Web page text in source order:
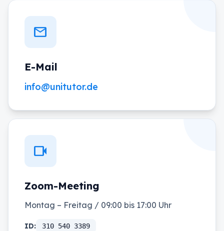
mail
E-Mail
info@unitutor.de
videocam
Zoom-Meeting
Montag – Freitag / 09:00 bis 17:00 Uhr
ID: 310 540 3389